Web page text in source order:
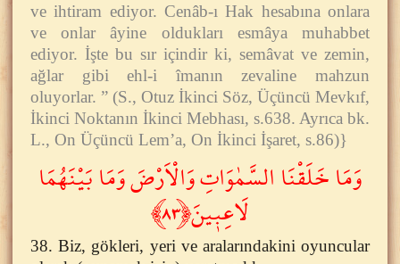
ve ihtiram ediyor. Cenâb-ı Hak hesabına onlara
ve onlar âyine oldukları esmâya muhabbet
ediyor. İşte bu sır içindir ki, semâvat ve zemin,
ağlar gibi ehl-i îmanın zevaline mahzun
oluyorlar. ” (S., Otuz İkinci Söz, Üçüncü Mevkıf,
İkinci Noktanın İkinci Mebhası, s.638. Ayrıca bk.
L., On Üçüncü Lem’a, On İkinci İşaret, s.86)}
وَمَا خَلَقْنَا السَّمٰوَاتِ وَالْاَرْضَ وَمَا بَيْنَهُمَا
لَاعِب۪ينَ﴿٨٣﴾
38. Biz, gökleri, yeri ve aralarındakini oyuncular